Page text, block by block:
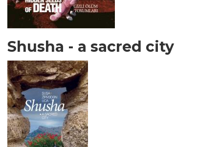
Shusha - a sacred city